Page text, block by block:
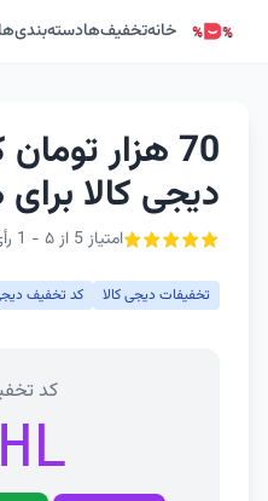
خانهتخفیف‌هادسته‌بندی‌ها
70 هزار
دیجی کالا
امتیاز 5 از ۵ - 1 رأی
تخفیفات دیجی کالا کد تخفیف
کد